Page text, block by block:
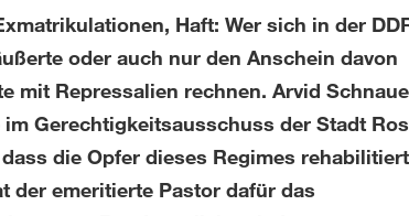
Haft: Wer sich in der
oder auch nur den Anschein davon
mit Repressalien rechnen. Arvid
im Gerechtigkeitsausschuss der Stadt
die Opfer dieses Regimes rehabilitiert
der emeritierte Pastor dafür das